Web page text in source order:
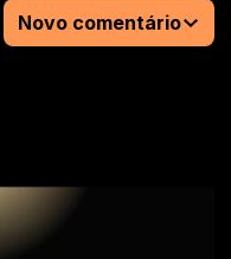
Novo comentário